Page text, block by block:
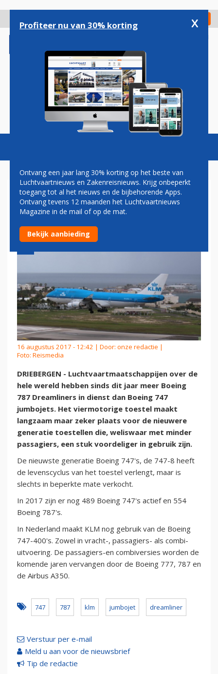
gaan
Check in
Magazine Podcasts Vacatures
DREAMLINER PASSEERT
JUMBOJET
16 augustus 2017 - 12:42 | Door: onze redactie |
Foto: Reismedia
DRIEBERGEN - Luchtvaartmaatschappijen over de
hele wereld hebben sinds dit jaar meer Boeing
787 Dreamliners in dienst dan Boeing 747
jumbojets. Het viermotorige toestel maakt
langzaam maar zeker plaats voor de nieuwere
generatie toestellen die, weliswaar met minder
passagiers, een stuk voordeliger in gebruik zijn.
De nieuwste generatie Boeing 747's, de 747-8 heeft
de levenscyclus van het toestel verlengt, maar is
slechts in beperkte mate verkocht.
In 2017 zijn er nog 489 Boeing 747's actief en 554
Boeing 787's.
In Nederland maakt KLM nog gebruik van de Boeing
747-400's. Zowel in vracht-, passagiers- als combi-
uitvoering. De passagiers-en combiversies worden de
komende jaren vervangen door de Boeing 777, 787 en
de Airbus A350.
747 787 klm jumbojet dreamliner
Verstuur per e-mail
Meld u aan voor de nieuwsbrief
Tip de redactie
Profiteer nu van 30% korting x
Ontvang een jaar lang 30% korting op het beste van
Luchtvaartnieuws en Zakenreisnieuws. Krijg onbeperkt
toegang tot al het nieuws en de bijbehorende Apps.
Ontvang tevens 12 maanden het Luchtvaartnieuws
Magazine in de mail of op de mat.
Bekijk aanbieding